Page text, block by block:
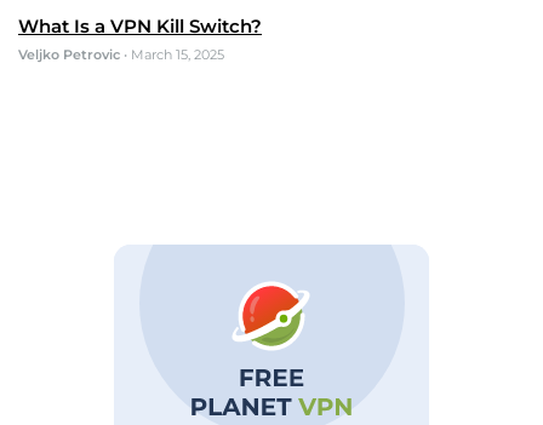
What Is a VPN Kill Switch?
Veljko Petrovic • March 15, 2025